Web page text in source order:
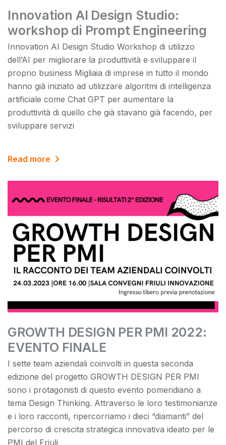
Innovation AI Design Studio:
workshop di Prompt Engineering
Innovation AI Design Studio Workshop di utilizzo
dell’AI per migliorare la produttività e sviluppare il
proprio business Migliaia di imprese in tutto il mondo
hanno già iniziato ad utilizzare algoritmi di intelligenza
artificiale come Chat GPT per aumentare la
produttività di quello che già stavano già facendo, per
sviluppare servizi
Read more
GROWTH DESIGN PER PMI 2022:
EVENTO FINALE
I sette team aziendali coinvolti in questa seconda
edizione del progetto GROWTH DESIGN PER PMI
sono i protagonisti di questo evento pomeridiano a
tema Design Thinking. Attraverso le loro testimonianze
e i loro racconti, ripercorriamo i dieci “diamanti” del
percorso di crescita strategica innovativa ideato per le
PMI del Friuli